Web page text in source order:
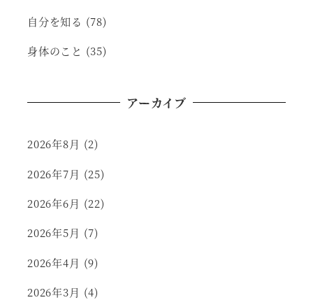
自分を知る (78)
身体のこと (35)
アーカイブ
2026年8月 (2)
2026年7月 (25)
2026年6月 (22)
2026年5月 (7)
2026年4月 (9)
2026年3月 (4)